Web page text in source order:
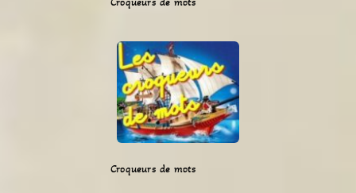
Croqueurs de mots